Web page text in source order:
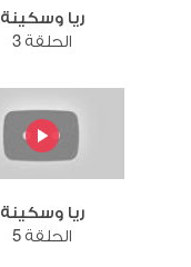
ريا وسكينة
الحلقة 3
ريا وسكينة
الحلقة 5